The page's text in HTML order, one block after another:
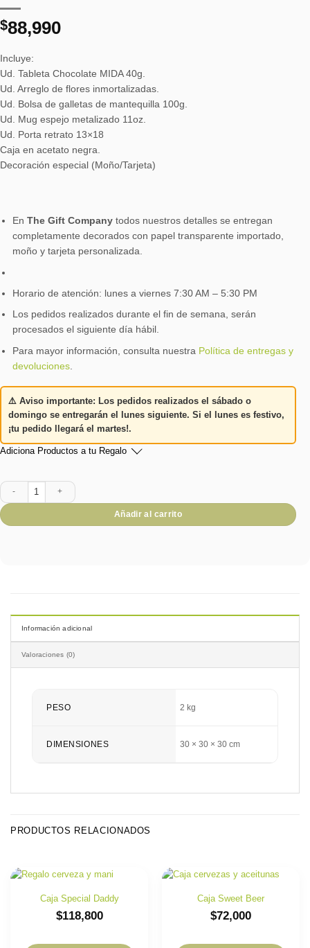
$88,990
Incluye:
Ud. Tableta Chocolate MIDA 40g.
Ud. Arreglo de flores inmortalizadas.
Ud. Bolsa de galletas de mantequilla 100g.
Ud. Mug espejo metalizado 11oz.
Ud. Porta retrato 13×18
Caja en acetato negra.
Decoración especial (Moño/Tarjeta)
En The Gift Company todos nuestros detalles se entregan
completamente decorados con papel transparente importado,
moño y tarjeta personalizada.
Horario de atención: lunes a viernes 7:30 AM – 5:30 PM
Los pedidos realizados durante el fin de semana, serán
procesados el siguiente día hábil.
Para mayor información, consulta nuestra Política de entregas y
devoluciones
⚠️ Aviso importante: Los pedidos realizados el sábado o
domingo se entregarán el lunes siguiente. Si el lunes es festivo,
¡tu pedido llegará el martes!.
Adiciona Productos a tu Regalo
Set Líder Inolvidable cantidad
Añadir al carrito
Información adicional
Valoraciones (0)
PESO 2 kg
DIMENSIONES 30 × 30 × 30 cm
PRODUCTOS RELACIONADOS
Caja Special Daddy
$118,800
Caja Sweet Beer
$72,000